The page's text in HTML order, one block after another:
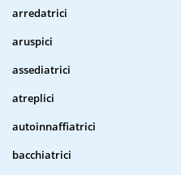
arredatrici
aruspici
assediatrici
atreplici
autoinnaffiatrici
bacchiatrici